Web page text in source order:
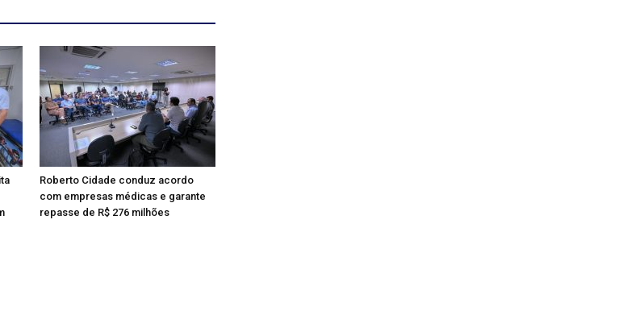
Roberto Cidade conduz acordo
com empresas médicas e garante
repasse de R$ 276 milhões